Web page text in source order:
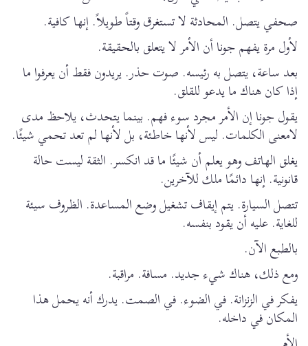
صحفي يتصل. المحادثة لا تستغرق وقتاً طويلاً. إنها كافية.
لأول مرة يفهم جونا أن الأمر لا يتعلق بالحقيقة.
بعد ساعة، يتصل به رئيسه. صوت حذر. يريدون فقط أن يعرفوا ما
إذا كان هناك ما يدعو للقلق.
يقول جونا إن الأمر مجرد سوء فهم. بينما يتحدث، يلاحظ مدى
لامعنى الكلمات. ليس لأنها خاطئة، بل لأنها لم تعد تحمي شيئًا.
يغلق الهاتف وهو يعلم أن شيئًا ما قد انكسر. الثقة ليست حالة
قانونية. إنها دائمًا ملك للآخرين.
تتصل السيارة. يتم إيقاف تشغيل وضع المساعدة. الظروف سيئة
للغاية. عليه أن يقود بنفسه.
بالطبع الآن.
ومع ذلك، هناك شيء جديد. مسافة. مراقبة.
يفكر في الزنزانة. في الضوء. في الصمت. يدرك أنه يحمل هذا
المكان في داخله.